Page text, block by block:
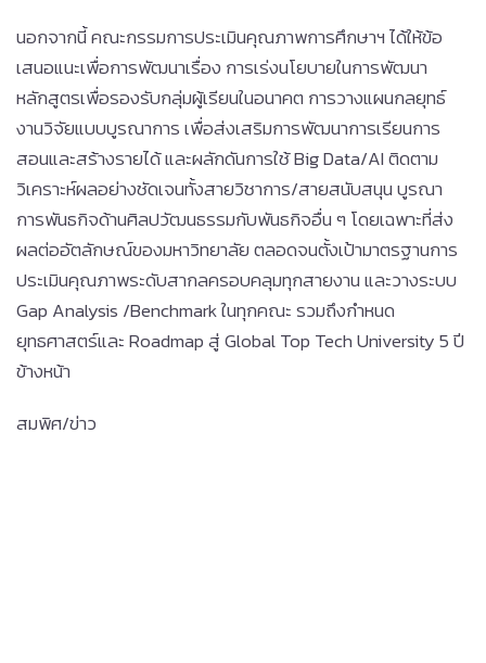
นอกจากนี้ คณะกรรมการประเมินคุณภาพการศึกษาฯ ได้ให้ข้อ
เสนอแนะเพื่อการพัฒนาเรื่อง การเร่งนโยบายในการพัฒนา
หลักสูตรเพื่อรองรับกลุ่มผู้เรียนในอนาคต การวางแผนกลยุทธ์
งานวิจัยแบบบูรณาการ เพื่อส่งเสริมการพัฒนาการเรียนการ
สอนและสร้างรายได้ และผลักดันการใช้ Big Data/AI ติดตาม
วิเคราะห์ผลอย่างชัดเจนทั้งสายวิชาการ/สายสนับสนุน บูรณา
การพันธกิจด้านศิลปวัฒนธรรมกับพันธกิจอื่น ๆ โดยเฉพาะที่ส่ง
ผลต่ออัตลักษณ์ของมหาวิทยาลัย ตลอดจนตั้งเป้ามาตรฐานการ
ประเมินคุณภาพระดับสากลครอบคลุมทุกสายงาน และวางระบบ
Gap Analysis /Benchmark ในทุกคณะ รวมถึงกำหนด
ยุทธศาสตร์และ Roadmap สู่ Global Top Tech University 5 ปี
ข้างหน้า
สมพิศ/ข่าว